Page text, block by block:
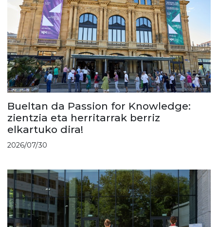
Bueltan da Passion for Knowledge:
zientzia eta herritarrak berriz
elkartuko dira!
2026/07/30